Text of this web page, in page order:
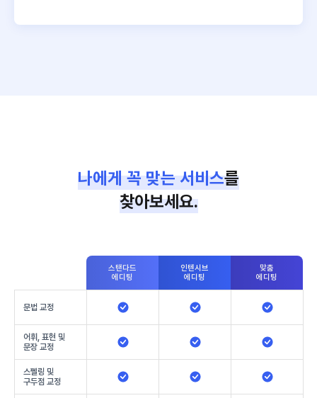
나에게 꼭 맞는 서비스를
찾아보세요.
스탠다드
에디팅
인텐시브
에디팅
맞춤
에디팅
문법 교정
어휘, 표현 및
문장 교정
스펠링 및
구두점 교정